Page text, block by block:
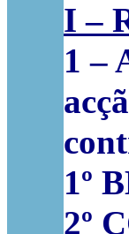
I –
1 –
1º
2º